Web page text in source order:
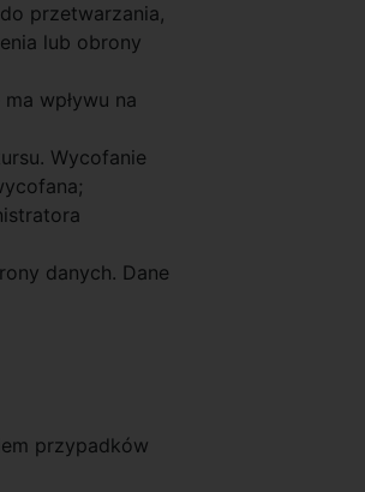
przetwarzania,
lub obrony
wpływu na
Wycofanie
danych. Dane
przypadków